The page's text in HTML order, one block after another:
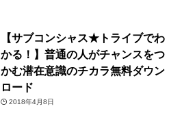
【サブコンシャス★トライブでわ
かる！】普通の人がチャンスをつ
かむ潜在意識のチカラ無料ダウン
ロード
2018年4月8日